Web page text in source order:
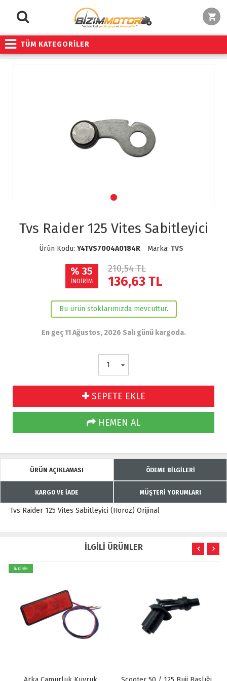
TÜM KATEGORİLER
Tvs Raider 125 Vites Sabitleyici
Ürün Kodu: Y4TVS7004A0184R Marka: TVS
% 35
İNDİRİM
210,54 TL
136,63 TL
Bu ürün stoklarımızda mevcuttur.
En geç 11 Ağustos, 2026 Salı günü kargoda.
SEPETE EKLE
HEMEN AL
ÜRÜN AÇIKLAMASI ÖDEME BİLGİLERİ
KARGO VE İADE MÜŞTERİ YORUMLARI
Tvs Raider 125 Vites Sabitleyici (Horoz) Orijinal
İLGİLİ ÜRÜNLER
İNDİRİM